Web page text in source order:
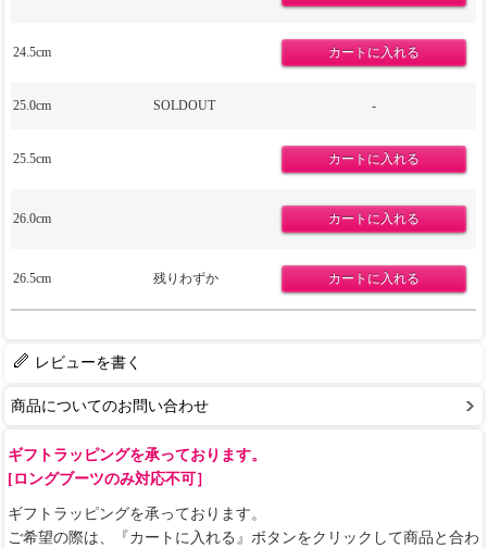
24.5cm
25.0cm SOLDOUT -
25.5cm
26.0cm
26.5cm 残りわずか
レビューを書く
商品についてのお問い合わせ
ギフトラッピングを承っております。
[ロングブーツのみ対応不可］
ギフトラッピングを承っております。
ご希望の際は、『カートに入れる』ボタンをクリックして商品と合わ